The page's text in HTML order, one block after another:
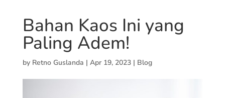
Bahan Kaos Ini yang
Paling Adem!
by Retno Guslanda | Apr 19, 2023| Blog